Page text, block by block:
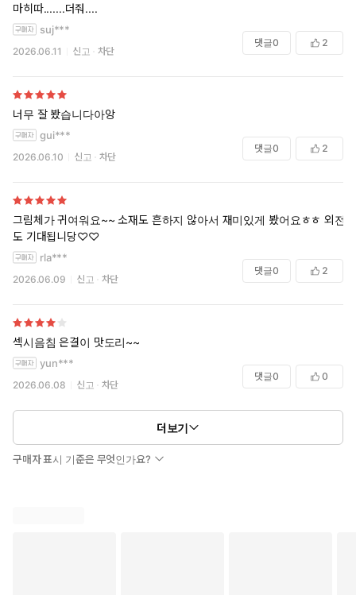
마히따.......더줘....
suj***
2026.06.11 신고 차단
댓글0 2
너무 잘 봤습니다아앙
gui***
2026.06.10 신고 차단
댓글0 2
그림체가 귀여워요~~ 소재도 흔하지 않아서 재미있게 봤어요ㅎㅎ 외전
도 기대됩니당♡♡
rla***
2026.06.09 신고 차단
댓글0 2
섹시음침 은결이 맛도리~~
yun***
2026.06.08 신고 차단
댓글0 0
더보기
구매자 표시 기준은 무엇인가요?